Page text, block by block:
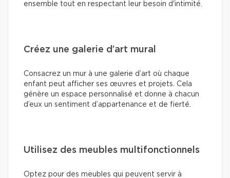
ensemble tout en respectant leur besoin d'intimité.
Créez une galerie d’art mural
Consacrez un mur à une galerie d’art où chaque
enfant peut afficher ses œuvres et projets. Cela
génère un espace personnalisé et donne à chacun
d’eux un sentiment d’appartenance et de fierté.
Utilisez des meubles multifonctionnels
Optez pour des meubles qui peuvent servir à